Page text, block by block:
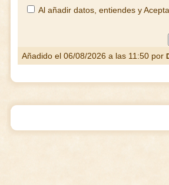
Al añadir datos, entiendes y
Añadido el 06/08/2026 a las 11:50 por